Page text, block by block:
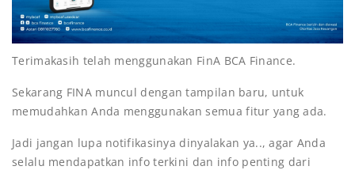
Terimakasih telah menggunakan FinA BCA Finance.
Sekarang FINA muncul dengan tampilan baru, untuk
memudahkan Anda menggunakan semua fitur yang ada.
Jadi jangan lupa notifikasinya dinyalakan ya.., agar Anda
selalu mendapatkan info terkini dan info penting dari